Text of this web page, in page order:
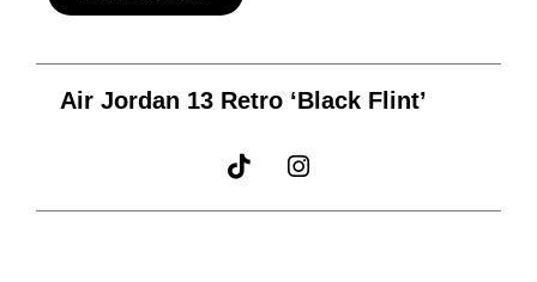
Air Jordan 13 Retro ‘Black Flint’